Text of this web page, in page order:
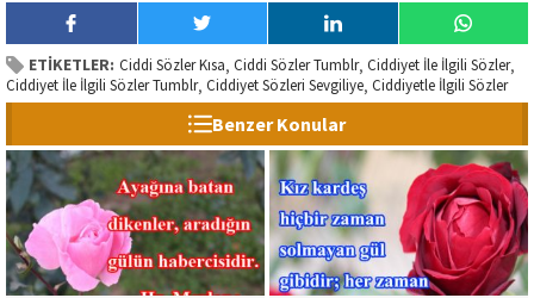
ETİKETLER: Ciddi Sözler Kısa, Ciddi Sözler Tumblr, Ciddiyet İle İlgili Sözler,
Ciddiyet İle İlgili Sözler Tumblr, Ciddiyet Sözleri Sevgiliye, Ciddiyetle İlgili Sözler
Benzer Konular